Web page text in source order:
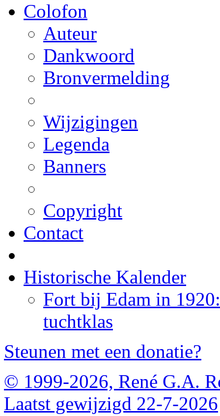
Colofon
Auteur
Dankwoord
Bronvermelding
Wijzigingen
Legenda
Banners
Copyright
Contact
Historische Kalender
Fort bij Edam in
tuchtklas
Steunen met een donatie?
© 1999-2026, René G.A.
Laatst gewijzigd 22-7-2026